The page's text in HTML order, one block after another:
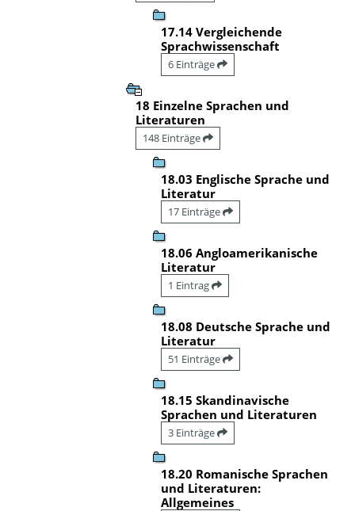
17.14 Vergleichende
Sprachwissenschaft
6 Einträge
18 Einzelne Sprachen und
Literaturen
148 Einträge
18.03 Englische Sprache und
Literatur
17 Einträge
18.06 Angloamerikanische
Literatur
1 Eintrag
18.08 Deutsche Sprache und
Literatur
51 Einträge
18.15 Skandinavische
Sprachen und Literaturen
3 Einträge
18.20 Romanische Sprachen
und Literaturen:
Allgemeines